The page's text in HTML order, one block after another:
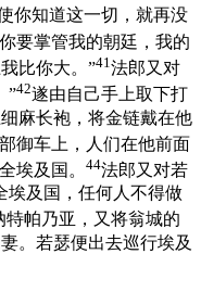
你知道这一切，就再没
你要掌管我的朝廷，我的
比你大。”41法郎又对
”42遂由自己手上取下打
麻长袍，将金链戴在他
御车上，人们在他前面
埃及国。 44法郎又对若
埃及国，任何人不得做
帕乃亚，又将翁城的
。若瑟便出去巡行埃及